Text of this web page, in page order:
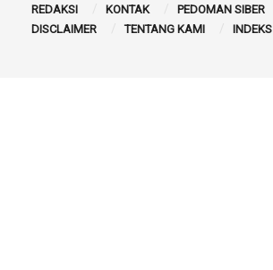
REDAKSI KONTAK PEDOMAN SIBER
DISCLAIMER
TENTANG KAMI INDEKS